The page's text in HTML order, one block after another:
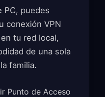
PC, puedes
conexión VPN
tu red local,
de una sola
familia.
Punto de Acceso